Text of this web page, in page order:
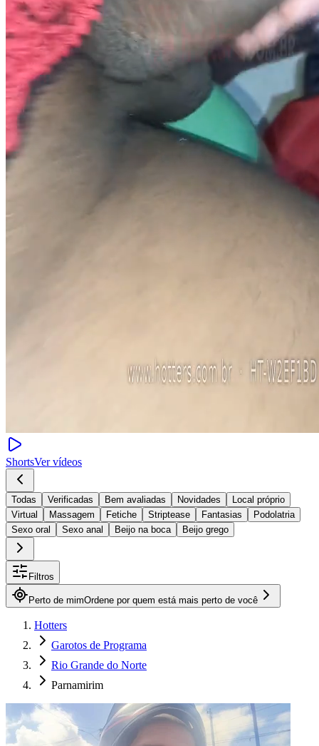
ShortsVer vídeos
Todas Verificadas Bem avaliadas Novidades
Local próprio
Virtual
Massagem Fetiche Striptease Fantasias
Podolatria
Sexo oral
Sexo anal Beijo na boca Beijo grego
Filtros
Perto de mimOrdene por quem está mais perto de você
Hotters
Garotos de Programa
Rio Grande do Norte
Parnamirim